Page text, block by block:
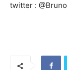
twitter :